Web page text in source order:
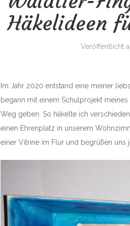
Häkelideen
Veröffentlicht
Im Jahr 2020 entstand eine meiner
begann mit einem Schulprojekt
Weg geben. So häkelte ich
einen Ehrenplatz in unserem
einer Vitrine im Flur und begrüßen uns